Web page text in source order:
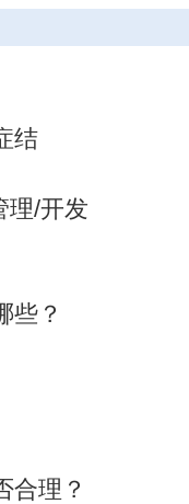
结
理/开发
些？
合理？